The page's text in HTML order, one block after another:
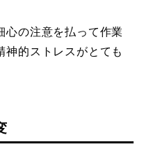
心の注意を払って作業
神的ストレスがとても